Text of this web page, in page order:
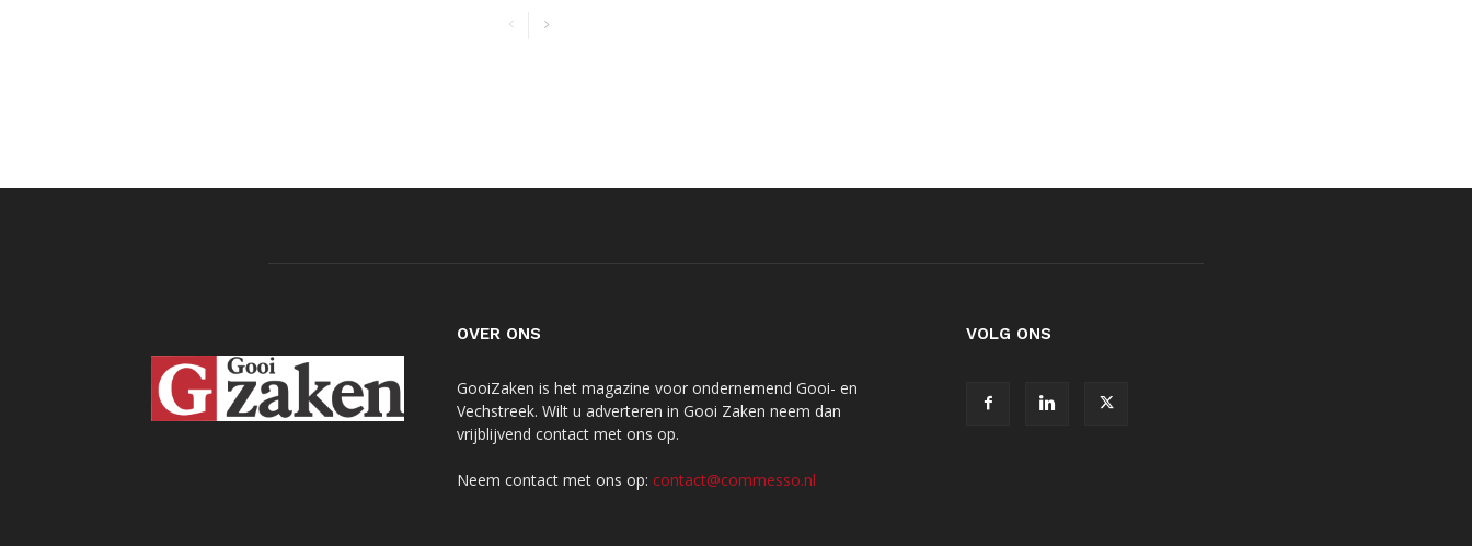
OVER ONS
GooiZaken is het magazine voor ondernemend Gooi- en
Vechstreek. Wilt u adverteren in Gooi Zaken neem dan
vrijblijvend contact met ons op.
Neem contact met ons op: contact@commesso.nl
VOLG ONS